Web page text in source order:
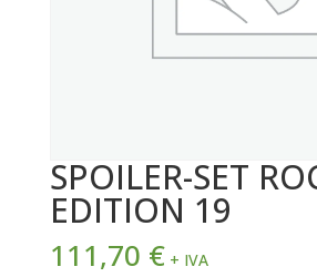
SPOILER-SET
EDITION 19
111,70 € + IVA